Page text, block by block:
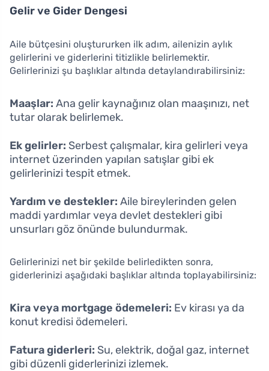
Gelir ve Gider Dengesi
Aile bütçesini oluştururken ilk adım, ailenizin aylık
gelirlerini ve giderlerini titizlikle belirlemektir.
Gelirlerinizi şu başlıklar altında detaylandırabilirsiniz:
Maaşlar: Ana gelir kaynağınız olan maaşınızı, net
tutar olarak belirlemek.
Ek gelirler: Serbest çalışmalar, kira gelirleri veya
internet üzerinden yapılan satışlar gibi ek
gelirlerinizi tespit etmek.
Yardım ve destekler: Aile bireylerinden gelen
maddi yardımlar veya devlet destekleri gibi
unsurları göz önünde bulundurmak.
Gelirlerinizi net bir şekilde belirledikten sonra,
giderlerinizi aşağıdaki başlıklar altında toplayabilirsiniz:
Kira veya mortgage ödemeleri: Ev kirası ya da
konut kredisi ödemeleri.
Fatura giderleri: Su, elektrik, doğal gaz, internet
gibi düzenli giderlerinizi izlemek.